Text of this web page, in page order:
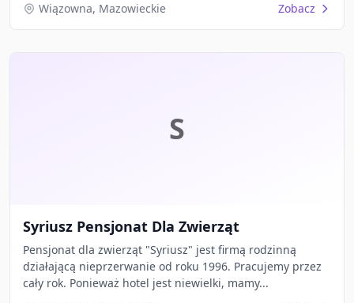
Wiązowna, Mazowieckie
Zobacz
S
Syriusz Pensjonat Dla Zwierząt
Pensjonat dla zwierząt "Syriusz" jest firmą rodzinną
działającą nieprzerwanie od roku 1996. Pracujemy przez
cały rok. Ponieważ hotel jest niewielki, mamy...